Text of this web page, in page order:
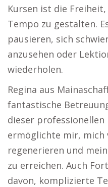
Kursen ist die
Tempo zu gestalten.
pausieren, sich
anzusehen oder
wiederholen.
Regina aus
fantastische
dieser
ermöglichte mir, mich
regenerieren und
zu erreichen. Auch
davon, komplizierte